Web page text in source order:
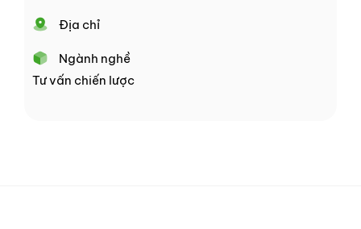
Địa chỉ
Ngành nghề
Tư vấn chiến lược